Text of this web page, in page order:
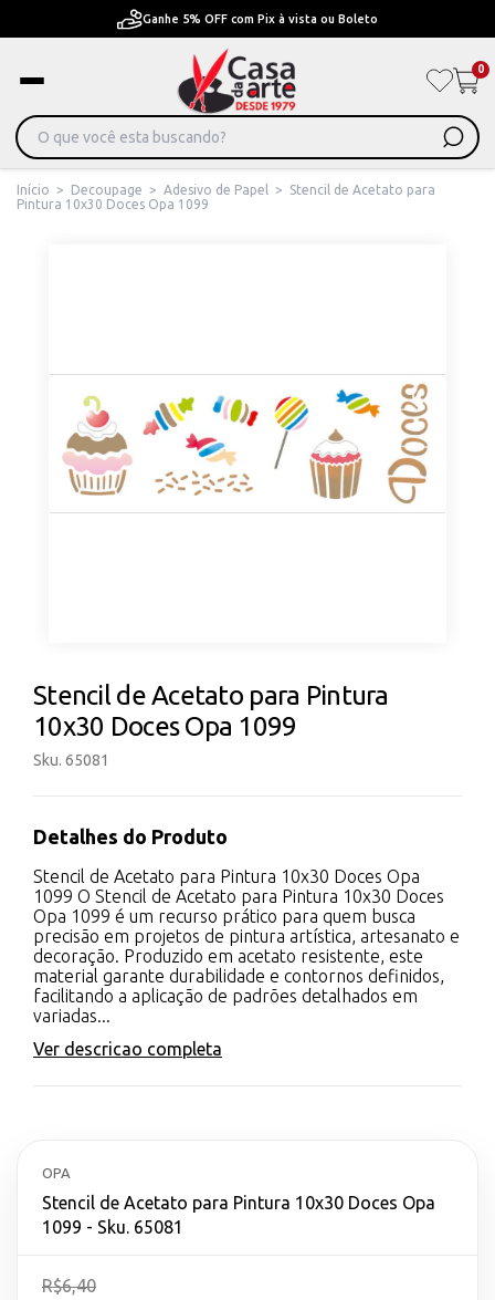
Pague em Até 6x sem juros ou ate 12x com juros
0
Início > Decoupage > Adesivo de Papel >
Stencil de Acetato para
Pintura 10x30 Doces Opa 1099
Stencil de Acetato para Pintura
10x30 Doces Opa 1099
Sku. 65081
Detalhes do Produto
Stencil de Acetato para Pintura 10x30 Doces Opa
1099 O Stencil de Acetato para Pintura 10x30 Doces
Opa 1099 é um recurso prático para quem busca
precisão em projetos de pintura artística, artesanato e
decoração. Produzido em acetato resistente, este
material garante durabilidade e contornos definidos,
facilitando a aplicação de padrões detalhados em
variadas...
Ver descricao completa
OPA
Stencil de Acetato para Pintura 10x30 Doces Opa
1099 - Sku. 65081
R$6,40